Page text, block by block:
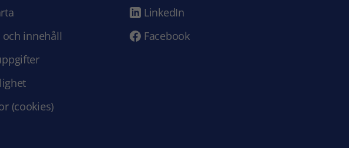
och innehåll
(cookies)
LinkedIn
Facebook